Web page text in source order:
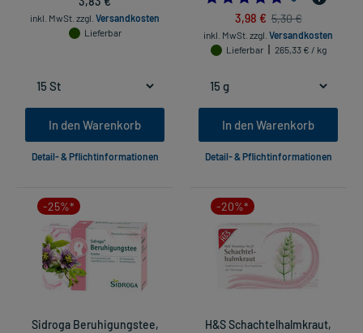
inkl. MwSt. zzgl. Versandkosten
Lieferbar
In den Warenkorb
Detail- & Pflichtinformationen
3,98 € 5,30 €
inkl. MwSt. zzgl. Versandkosten
Lieferbar
265,33 € / kg
In den Warenkorb
Detail- & Pflichtinformationen
-25%*
Sidroga Beruhigungstee,
-20%*
H&S Schachtelhalmkraut,